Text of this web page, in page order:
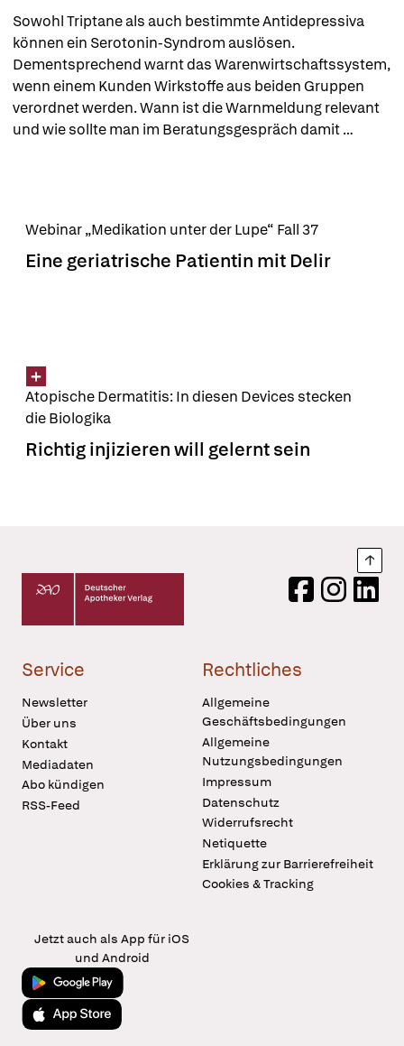
Sowohl Triptane als auch bestimmte Antidepressiva
können ein Serotonin-Syndrom auslösen.
Dementsprechend warnt das Warenwirtschaftssystem,
wenn einem Kunden Wirkstoffe aus beiden Gruppen
verordnet werden. Wann ist die Warnmeldung relevant
und wie sollte man im Beratungsgespräch damit
Eine geriatrische Patientin mit Delir
Webinar „Medikation unter der Lupe“ Fall 37
Richtig injizieren will gelernt sein
Atopische Dermatitis: In diesen Devices stecken
die Biologika
Deutscher Apotheker Verlag Logo
FacebookInstagram
Service
Newsletter
Über uns
Kontakt
Mediadaten
Abo kündigen
RSS-Feed
Rechtliches
Allgemeine
Geschäftsbedingungen
Allgemeine
Nutzungsbedingungen
Impressum
Datenschutz
Widerrufsrecht
Netiquette
Erklärung zur Barrierefreiheit
Cookies & Tracking
Jetzt auch als App für iOS
und Android
Jetzt bei Google Play
Laden im App Store